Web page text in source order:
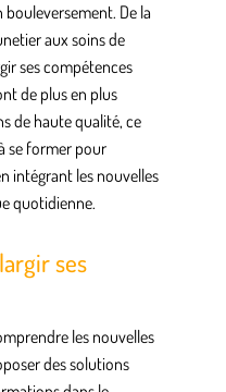
De la
aux soins de
sescompétences
de plus en plus
de haute qualité, ce
se former pour
intégrant les nouvelles
quotidienne.
ses
les nouvelles
des solutions